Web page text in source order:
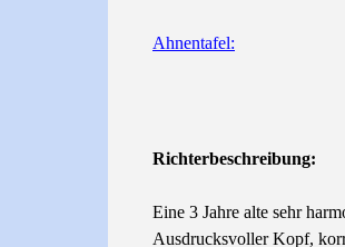
Ahnentafel:
Richterbeschreibung:
Eine 3 Jahre alte sehr
Ausdrucksvoller Kopf,